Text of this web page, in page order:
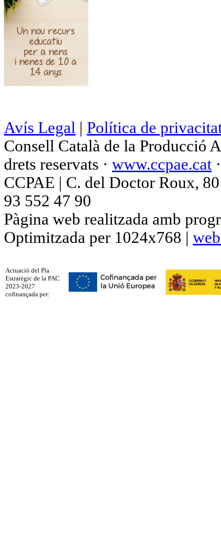
Avís Legal | Política de
Consell Català de la Producció
drets reservats · www.ccpae.cat
CCPAE | C. del Doctor Roux,
93 552 47 90
Pàgina web realitzada amb
Optimitzada per 1024x768 |
Actuació del Pla
Estratègic de la PAC
2023-2027
cofinançada per: